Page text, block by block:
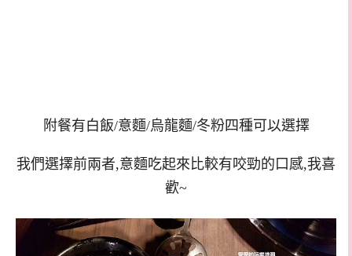
附餐有白飯/意麵/烏龍麵/冬粉四種可以選擇
我們選擇前兩者,意麵吃起來比較有咬勁的口感,我喜
歡~